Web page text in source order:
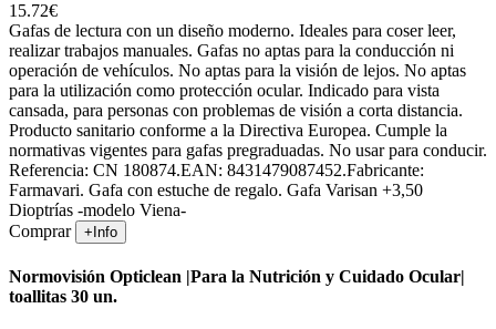
15.72€
Gafas de lectura con un diseño moderno. Ideales para coser leer,
realizar trabajos manuales. Gafas no aptas para la conducción ni
operación de vehículos. No aptas para la visión de lejos. No aptas
para la utilización como protección ocular. Indicado para vista
cansada, para personas con problemas de visión a corta distancia.
Producto sanitario conforme a la Directiva Europea. Cumple la
normativas vigentes para gafas pregraduadas. No usar para conducir.
Referencia: CN 180874.EAN: 8431479087452.Fabricante:
Farmavari. Gafa con estuche de regalo. Gafa Varisan +3,50
Dioptrías -modelo Viena-
Comprar
+Info
Normovisión Opticlean |Para la Nutrición y Cuidado Ocular|
toallitas 30 un.